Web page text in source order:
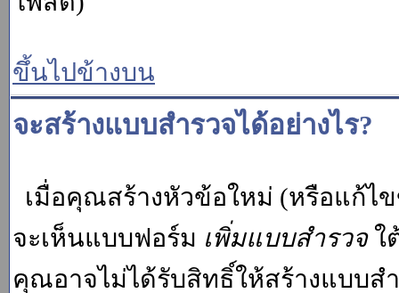
ขึ้นไปข้างบน
จะสร้างแบบสำรวจได้อย่างไร?
เมื่อคุณสร้างหัวข้อใหม่ (หรือแก้
จะเห็นแบบฟอร์ม เพิ่มแบบสำรวจใ
คุณอาจไม่ได้รับสิทธิ์ให้สร้างแบบส